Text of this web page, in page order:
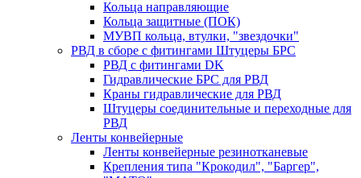
Кольца направляющие
Кольца защитные (ПОК)
МУВП кольца, втулки, "звездочки"
РВД в сборе с фитингами Штуцеры БРС
РВД с фитингами DK
Гидравлические БРС для РВД
Краны гидравлические для РВД
Штуцеры соединительные и переходные для
РВД
Ленты конвейерные
Ленты конвейерные резинотканевые
Крепления типа "Крокодил", "Баргер",